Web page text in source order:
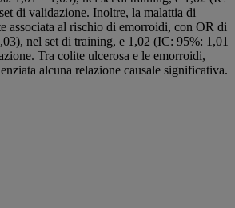
di validazione. Inoltre, la malattia di
associata al rischio di emorroidi, con OR di
nel set di training, e 1,02 (IC: 95%: 1,01
Tra colite ulcerosa e le emorroidi,
alcuna relazione causale significativa.